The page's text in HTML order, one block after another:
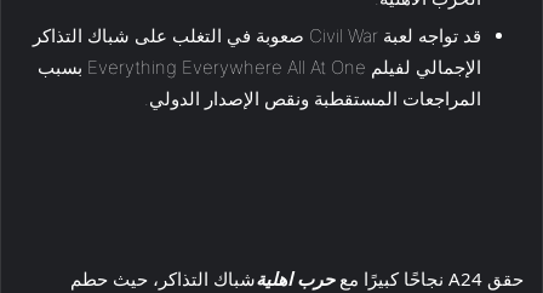
قد تواجه لعبة Civil War صعوبة في التغلب على شباك التذاكر
الإجمالي لفيلم Everything Everywhere All At One بسبب
المراجعات المستقطبة ونقص الإصدار الدولي.
حقق A24 نجاحًا كبيرًا مع حرب اهليةشباك التذاكر، حيث حطم